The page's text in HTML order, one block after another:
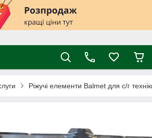
Ріжучі елементи Balmet для с/г